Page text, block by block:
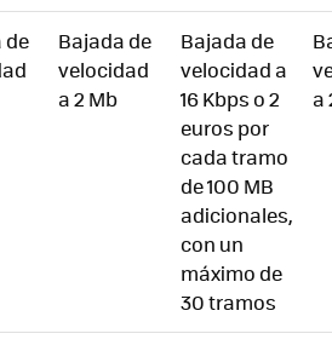
de
Bajada de
velocidad
a 2 Mb
Bajada de
velocidad a
16 Kbps o 2
euros por
cada tramo
de 100 MB
adicionales,
con un
máximo de
30 tramos
a